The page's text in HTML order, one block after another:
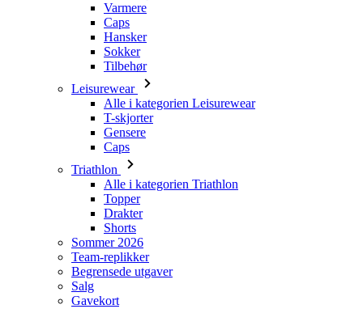
Varmere
Caps
Hansker
Sokker
Tilbehør
Leisurewear
Alle i kategorien Leisurewear
T-skjorter
Gensere
Caps
Triathlon
Alle i kategorien Triathlon
Topper
Drakter
Shorts
Sommer 2026
Team-replikker
Begrensede utgaver
Salg
Gavekort